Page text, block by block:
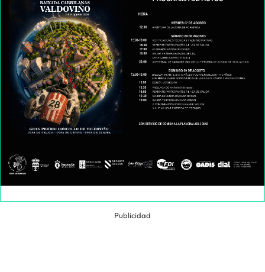
Publicidad